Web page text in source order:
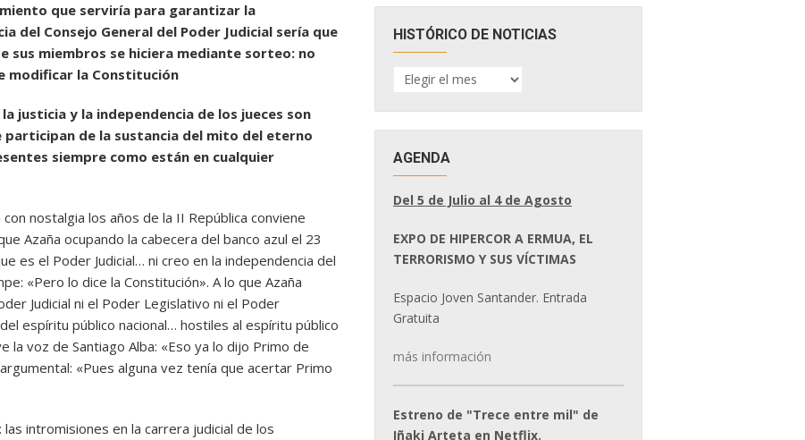
que serviría para garantizar la
del Consejo General del Poder Judicial sería que
sus miembros se hiciera mediante sorteo: no
modificar la Constitución
la justicia y la independencia de los jueces son
participan de la sustancia del mito del eterno
siempre como están en cualquier
nostalgia los años de la II República conviene
Azaña ocupando la cabecera del banco azul el 23
es el Poder Judicial… ni creo en la independencia del
«Pero lo dice la Constitución». A lo que Azaña
Judicial ni el Poder Legislativo ni el Poder
espíritu público nacional… hostiles al espíritu público
la voz de Santiago Alba: «Eso ya lo dijo Primo de
«Pues alguna vez tenía que acertar Primo
intromisiones en la carrera judicial de los
HISTÓRICO DE NOTICIAS
HISTÓRICO
DE
AGENDA
Del 5 de Julio al 4 de Agosto
EXPO DE HIPERCOR A ERMUA, EL
TERRORISMO Y SUS VÍCTIMAS
Espacio Joven Santander. Entrada
Gratuita
más información
Estreno de "Trece entre mil" de
Iñaki Arteta en Netflix.